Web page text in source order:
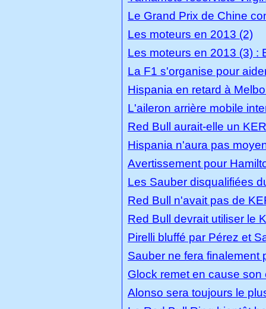
Le Grand Prix de Chine
Les moteurs en 2013 (2)
Les moteurs en 2013 (3) :
La F1 s'organise pour
Hispania en retard à
L'aileron arrière mobile
Red Bull aurait-elle un
Hispania n'aura pas
Avertissement pour
Les Sauber disqualifiées
Red Bull n'avait pas de
Red Bull devrait utiliser le
Pirelli bluffé par Pérez et
Sauber ne fera finalement
Glock remet en cause son
Alonso sera toujours le